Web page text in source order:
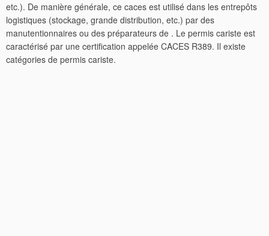
etc.). De manière générale, ce caces est utilisé dans les entrepôts
logistiques (stockage, grande distribution, etc.) par des
manutentionnaires ou des préparateurs de . Le permis cariste est
caractérisé par une certification appelée CACES R389. Il existe
catégories de permis cariste.